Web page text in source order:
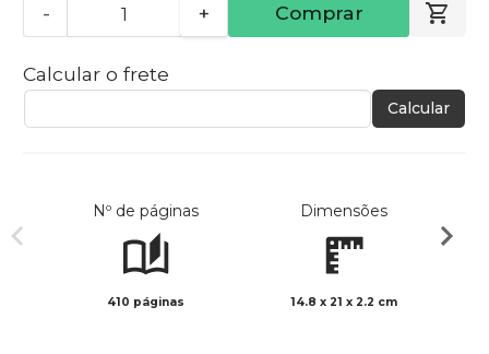
- + Comprar
Calcular o frete
Calcular
Nº de páginas
410 páginas
Dimensões
14.8 x 21 x 2.2 cm